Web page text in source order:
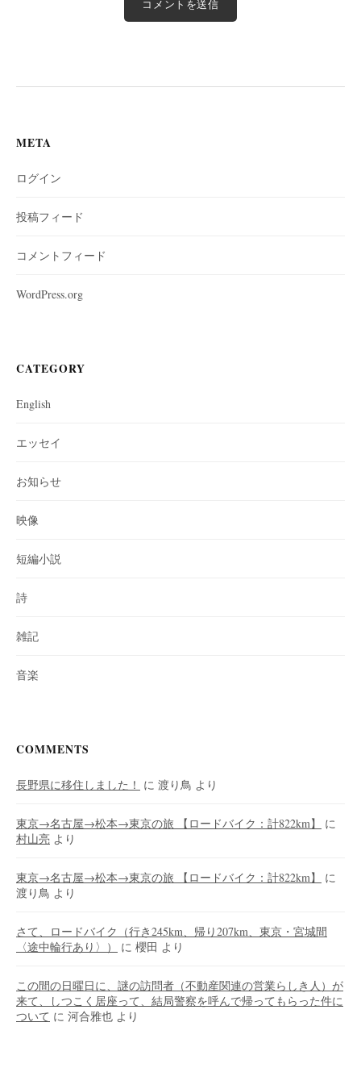
META
ログイン
投稿フィード
コメントフィード
WordPress.org
CATEGORY
English
エッセイ
お知らせ
映像
短編小説
詩
雑記
音楽
COMMENTS
長野県に移住しました！ に 渡り鳥 より
東京→名古屋→松本→東京の旅 【ロードバイク：計822km】
に
村山亮 より
東京→名古屋→松本→東京の旅 【ロードバイク：計822km】
に
渡り鳥 より
さて、ロードバイク（行き245km、帰り207km、東京・宮城間
〈途中輪行あり〉）
に 櫻田 より
この間の日曜日に、謎の訪問者（不動産関連の営業らしき人）が
来て、しつこく居座って、結局警察を呼んで帰ってもらった件に
ついて に 河合雅也 より